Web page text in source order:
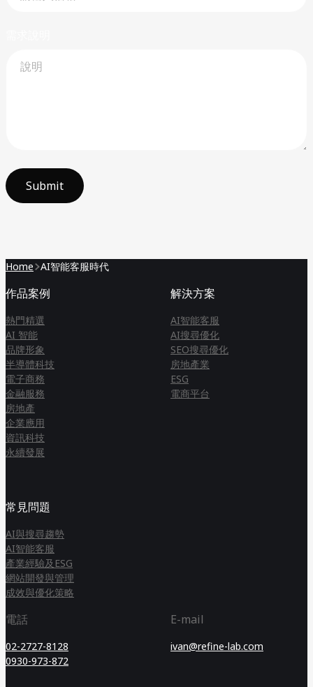
Submit
Home AI智能客服時代
電話
02-2727-8128
0930-973-872
E-mail
ivan@refine-lab.com
作品案例
熱門精選
AI 智能
品牌形象
半導體科技
電子商務
金融服務
房地產
企業應用
資訊科技
永續發展
解決方案
AI智能客服
AI搜尋優化
SEO搜尋優化
房地產業
ESG
電商平台
常見問題
AI與搜尋趨勢
AI智能客服
產業經驗及ESG
網站開發與管理
成效與優化策略